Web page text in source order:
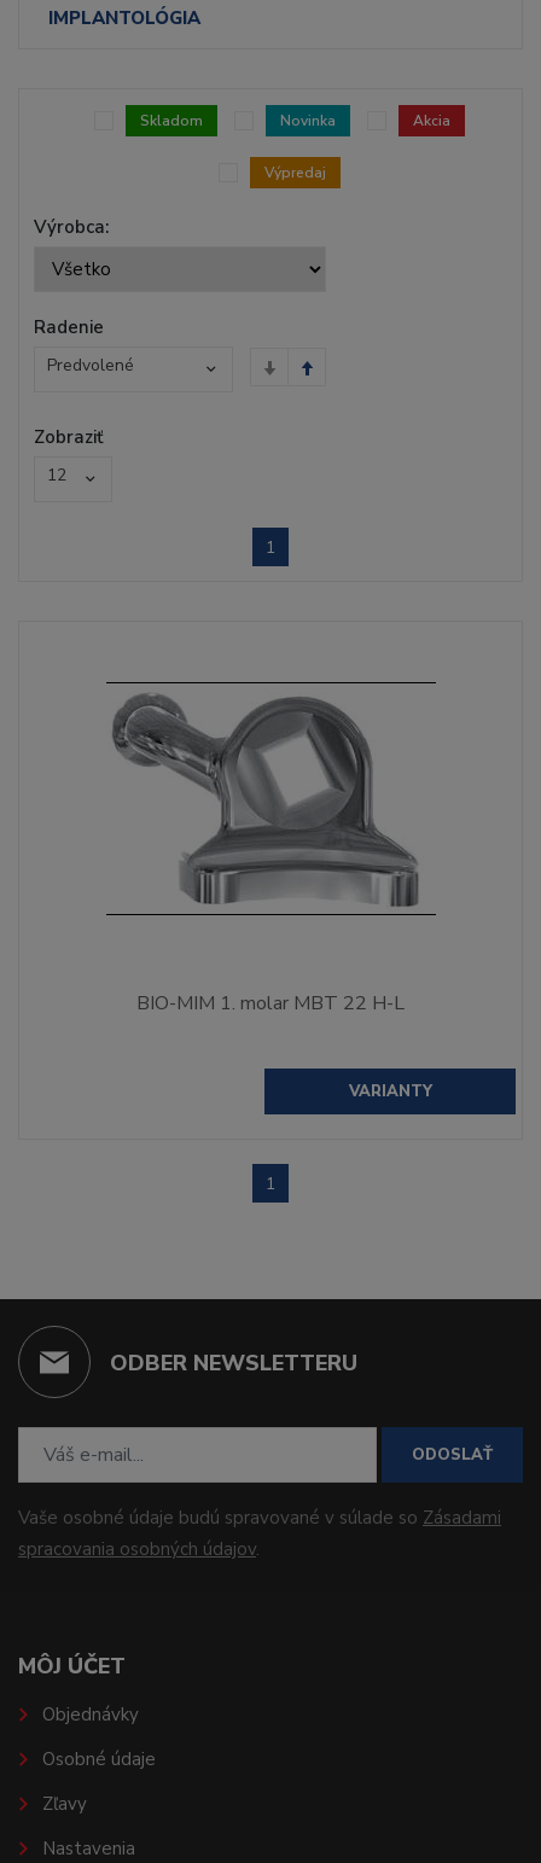
IMPLANTOLÓGIA
Výrobca:
Skladom Novinka Akcia
Výpredaj
Radenie
Predvolené
Zobraziť
12
1
BIO-MIM 1. molar MBT 22 H-L
VARIANTY
1
ODBER NEWSLETTERU
ODOSLAŤ
Vaše osobné údaje budú spravované v súlade so Zásadami
spracovania osobných údajov.
MÔJ ÚČET
Objednávky
Osobné údaje
Zľavy
Nastavenia